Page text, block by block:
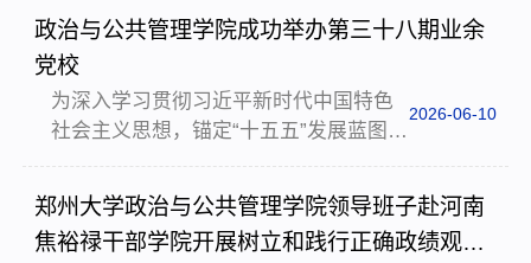
合，聚焦基层治理、乡村振兴、国土空
间规划等核心议题，引导师生在田野课
堂中感悟为民初心、体认...
党员教师先锋模范作用，郑州大学政治
与公共管理学院教工政治学系党支部积
极践行“党建+教学”融合模式，深化“党员
联系学生”工作，组织教工党员与学生开
展系列联系活动，构建党员、教师和学
生三位一体的教育教学管理新模式与育
人新格局，推动教工党员与学生在思想
引领、学业指导、科研助力、成长帮扶
等方面实现深度对...
政治与公共管理学院成功举办第三十八期业余
党校
为深入学习贯彻习近平新时代中国特色
社会主义思想，锚定“十五五”发展蓝图，
进一步引导青年共青团员提升政治素
养，凝聚青春力量，政治与公共管理学
院党委于5月14日至6月7日成功举办第三
十八期业余党校入党积极分子培训班。
2026-06-10
郑州大学政治与公共管理学院领导班子赴河南
焦裕禄干部学院开展树立和践行正确政绩观学